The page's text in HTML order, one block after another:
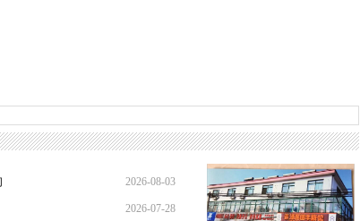
2026-08-03
01:45:28
2026-07-28